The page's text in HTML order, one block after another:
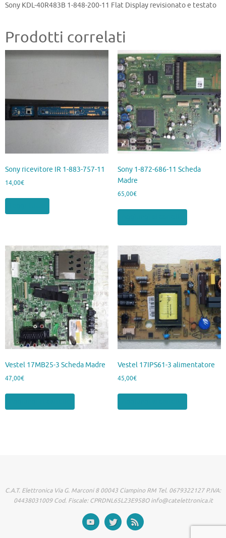
Sony KDL-40R483B 1-848-200-11 Flat Display revisionato e testato
Prodotti correlati
Sony ricevitore IR 1-883-757-11
14,00€
Sony 1-872-686-11 Scheda
Madre
65,00€
Vestel 17MB25-3 Scheda Madre
47,00€
Vestel 17IPS61-3 alimentatore
45,00€
C.A.T. Elettronica Via G. Marconi 8 00043 Ciampino RM Tel. 0679322127 P.IVA:
04438031009 Cod. Fiscale: CPRDNL65L23E958O info@catelettronica.it